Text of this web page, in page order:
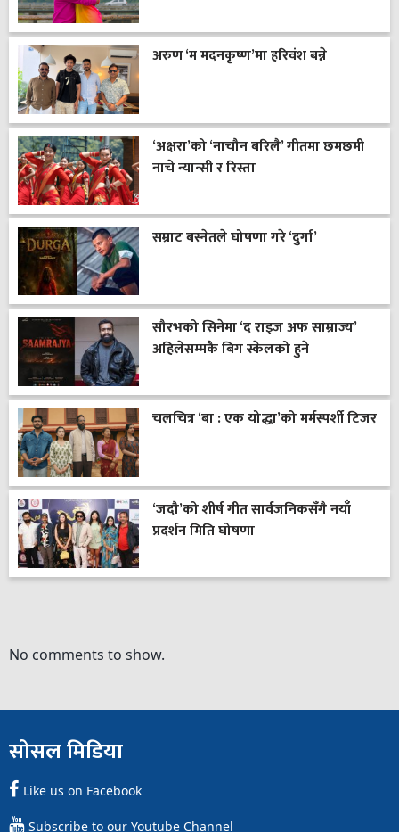
अरुण ‘म मदनकृष्ण’मा हरिवंश बन्ने
‘अक्षरा’को ‘नाचौन बरिलै’ गीतमा छमछमी
नाचे न्यान्सी र रिस्ता
सम्राट बस्नेतले घोषणा गरे ‘दुर्गा’
सौरभको सिनेमा ‘द राइज अफ साम्राज्य’
अहिलेसम्मकै बिग स्केलको हुने
चलचित्र ‘बा : एक योद्धा’को मर्मस्पर्शी टिजर
‘जदौ’को शीर्ष गीत सार्वजनिकसँगै नयाँ
प्रदर्शन मिति घोषणा
No comments to show.
सोसल मिडिया
Like us on Facebook
Subscribe to our Youtube Channel